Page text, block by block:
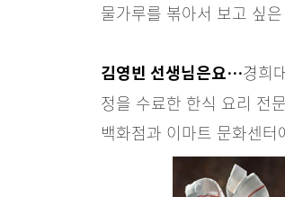
물가루를 볶아서 보고 싶
김영빈 선생님은요…경희
정을 수료한 한식 요리 전
백화점과 이마트 문화센